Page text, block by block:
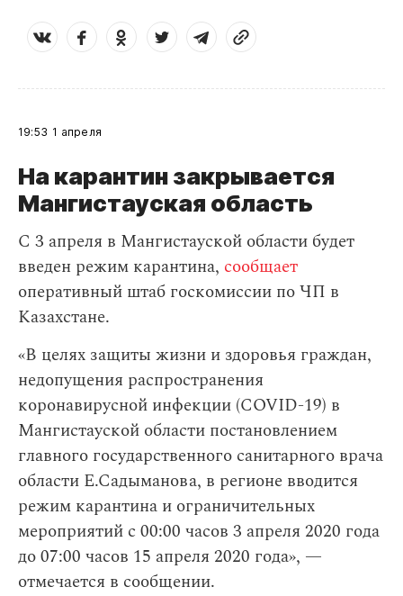
19:53 1 апреля
На карантин закрывается
Мангистауская область
С 3 апреля в Мангистауской области будет
введен режим карантина, сообщает
оперативный штаб госкомиссии по ЧП в
Казахстане.
«В целях защиты жизни и здоровья граждан,
недопущения распространения
коронавирусной инфекции (COVID-19) в
Мангистауской области постановлением
главного государственного санитарного врача
области Е.Садыманова, в регионе вводится
режим карантина и ограничительных
мероприятий с 00:00 часов 3 апреля 2020 года
до 07:00 часов 15 апреля 2020 года», —
отмечается в сообщении.